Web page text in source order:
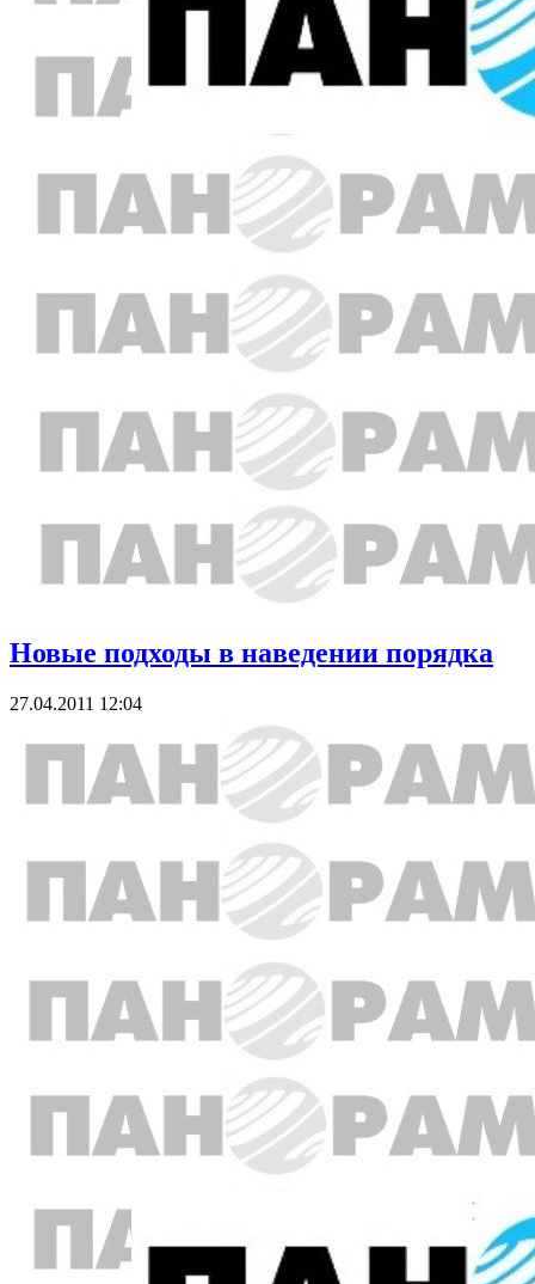
Новые подходы в наведении порядка
27.04.2011 12:04